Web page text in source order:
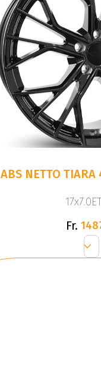
ABS NETTO TIARA
Fr.